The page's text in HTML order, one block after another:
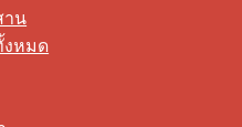
าน
หมด